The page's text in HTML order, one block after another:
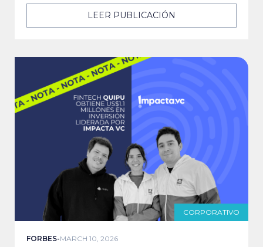
LEER PUBLICACIÓN
CORPORATIVO
FORBES-MARCH 10, 2026